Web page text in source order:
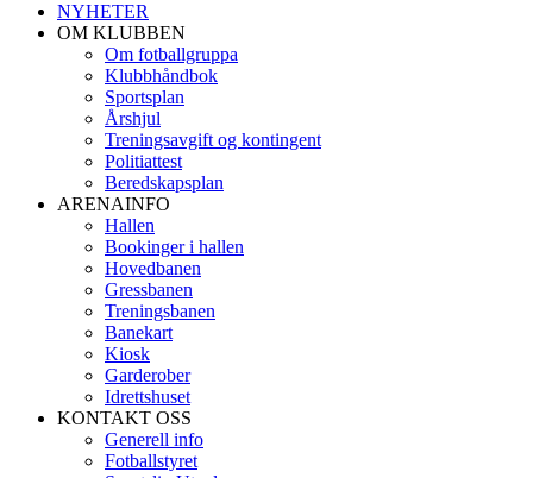
NYHETER
OM KLUBBEN
Om fotballgruppa
Klubbhåndbok
Sportsplan
Årshjul
Treningsavgift og kontingent
Politiattest
Beredskapsplan
ARENAINFO
Hallen
Bookinger i hallen
Hovedbanen
Gressbanen
Treningsbanen
Banekart
Kiosk
Garderober
Idrettshuset
KONTAKT OSS
Generell info
Fotballstyret